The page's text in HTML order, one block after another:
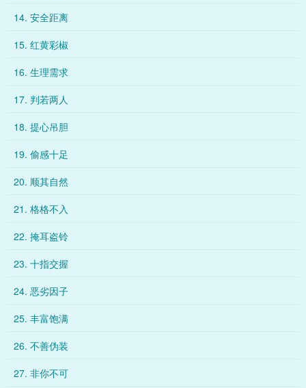
14. 安全距离
15. 红黄彩椒
16. 生理需求
17. 判若两人
18. 提心吊胆
19. 偷感十足
20. 顺其自然
21. 格格不入
22. 掩耳盗铃
23. 十指交握
24. 恶劣因子
25. 丰富饱满
26. 不善伪装
27. 非你不可